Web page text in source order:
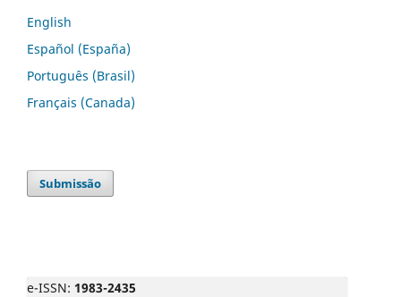
English
Español (España)
Português (Brasil)
Français (Canada)
Submissão
e-ISSN: 1983-2435